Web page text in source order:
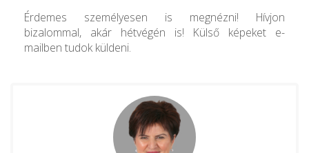
Érdemes személyesen is megnézni! Hívjon
bizalommal, akár hétvégén is! Külső képeket e-
mailben tudok küldeni.